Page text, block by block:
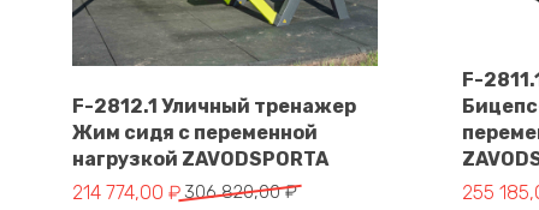
В корзину
F-2812.1 Уличный тренажер
Жим сидя с переменной
нагрузкой ZAVODSPORTA
306 820,00₽
Первоначальная цена составляла 306 820,00 ₽.
214 774,00 ₽
Текущая цена: 214 774,00 ₽.
F-
255
Текущая